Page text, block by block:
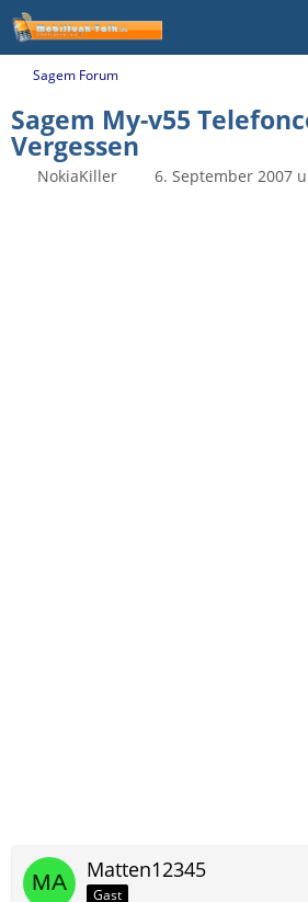
Sagem Forum
Sagem My-v55
Vergessen
NokiaKiller 6. September 2007
Matten12345
Gast